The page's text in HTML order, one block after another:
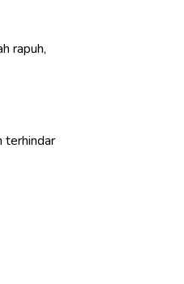
rapuh,
terhindar